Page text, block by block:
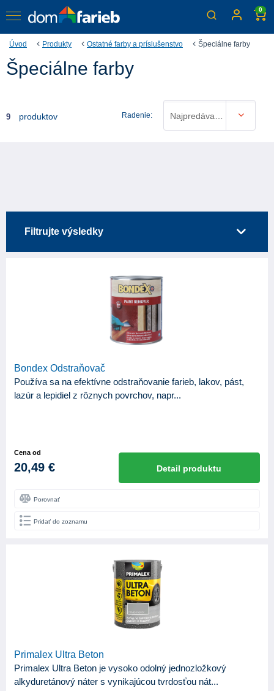
0
Úvod Produkty Ostatné farby a príslušenstvo Špeciálne farby
Špeciálne farby
9 produktov Radenie: Najpredávanejšie
Filtrujte výsledky
Slovlak
KATEGÓRIA
Striekacia pištoľ
Bondex Odstraňovač
Používa sa na efektívne odstraňovanie farieb, lakov, pást,
lazúr a lepidiel z rôznych povrchov, napr...
Cena od
20,49 € Detail produktu
Porovnať
Pridať do zoznamu
Primalex Ultra Beton
Primalex Ultra Beton je vysoko odolný jednozložkový
alkyduretánový náter s vynikajúcou tvrdosťou nát...